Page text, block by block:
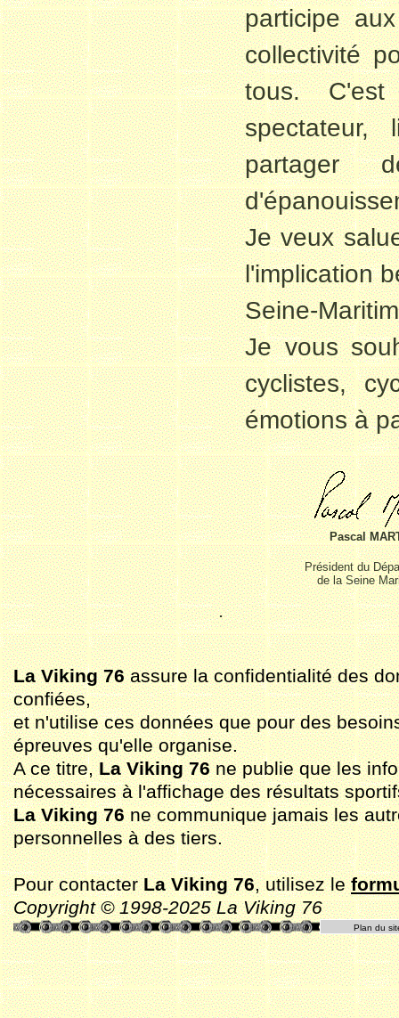
participe
collectivité
tous. C'est
spectateur,
partager
Je veux
l'implication
Seine-
Je vous
cyclistes,
émotions à
Pascal
Président du
de la Seine
.
La Viking 76assure la confidentialité des
confiées,
et n'utilise ces données que pour des
épreuves qu'elle organise.
A ce titre,La Viking 76ne publie que les
nécessaires à l'affichage des résultats
La Viking 76ne communique jamais les
personnelles à des tiers.
Pour contacterLa Viking 76, utilisez le
Copyright © 1998-2025 La Viking 76
Plan du